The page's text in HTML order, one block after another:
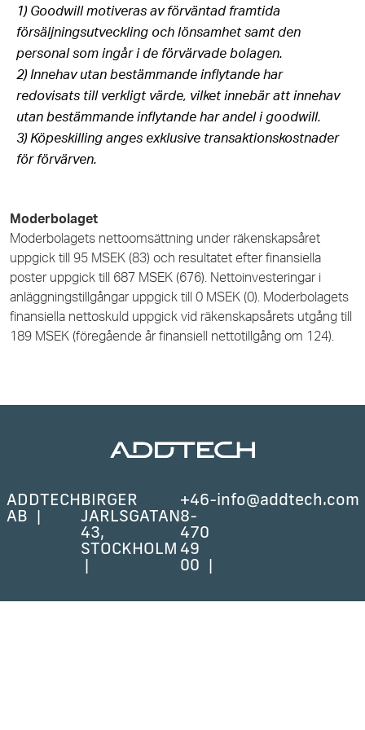
1) Goodwill motiveras av förväntad framtida
försäljningsutveckling och lönsamhet samt den
personal som ingår i de förvärvade bolagen.
2) Innehav utan bestämmande inflytande har
redovisats till verkligt värde, vilket innebär att innehav
utan bestämmande inflytande har andel i goodwill.
3) Köpeskilling anges exklusive transaktionskostnader
för förvärven.
Moderbolaget
Moderbolagets nettoomsättning under räkenskapsåret
uppgick till 95 MSEK (83) och resultatet efter finansiella
poster uppgick till 687 MSEK (676). Nettoinvesteringar i
anläggningstillgångar uppgick till 0 MSEK (0). Moderbolagets
finansiella nettoskuld uppgick vid räkenskapsårets utgång till
189 MSEK (föregående år finansiell nettotillgång om 124).
ADDTECH
AB
BIRGER
JARLSGATAN
43,
STOCKHOLM
+46-
8-
470
49
00
info@addtech.com